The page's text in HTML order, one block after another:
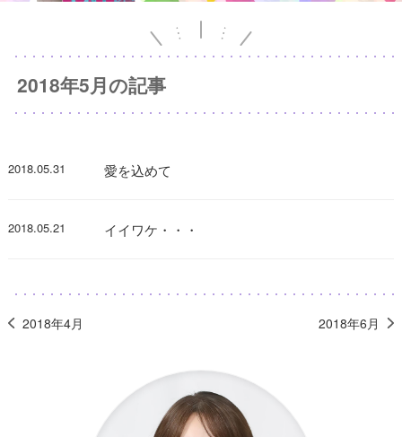
2018年5月の記事
2018.05.31 愛を込めて
2018.05.21 イイワケ・・・
2018年4月 2018年6月